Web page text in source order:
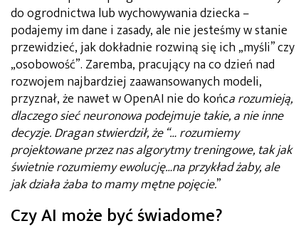
do ogrodnictwa lub wychowywania dziecka –
podajemy im dane i zasady, ale nie jesteśmy w stanie
przewidzieć, jak dokładnie rozwiną się ich „myśli” czy
„osobowość”. Zaremba, pracujący na co dzień nad
rozwojem najbardziej zaawansowanych modeli,
przyznał, że nawet w OpenAI nie do końca rozumieją,
dlaczego sieć neuronowa podejmuje takie, a nie inne
decyzje. Dragan stwierdził, że “… rozumiemy
projektowane przez nas algorytmy treningowe, tak jak
świetnie rozumiemy ewolucję…na przykład żaby, ale
jak działa żaba to mamy mętne pojęcie.”
Czy AI może być świadome?